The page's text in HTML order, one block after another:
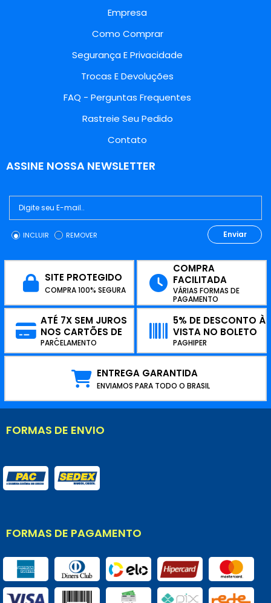
Empresa
Como Comprar
Segurança E Privacidade
Trocas E Devoluções
FAQ - Perguntas Frequentes
Rastreie Seu Pedido
Contato
ASSINE NOSSA NEWSLETTER
INCLUIR REMOVER Enviar
SITE PROTEGIDO
COMPRA 100% SEGURA
COMPRA
FACILITADA
VÁRIAS FORMAS DE
PAGAMENTO
ATÉ 7X SEM JUROS
NOS CARTÕES DE
CRÉDITO
PARCELAMENTO
5% DE DESCONTO À
VISTA NO BOLETO
PAGHIPER
ENTREGA GARANTIDA
ENVIAMOS PARA TODO O BRASIL
FORMAS DE ENVIO
FORMAS DE PAGAMENTO